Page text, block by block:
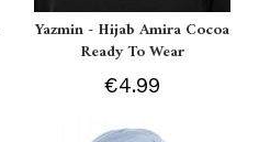
Yazmin - Hijab Amira Cocoa
Ready To Wear
€4.99